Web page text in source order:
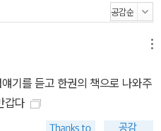
기를 듣고 한권의 책으로 나와주
갑다